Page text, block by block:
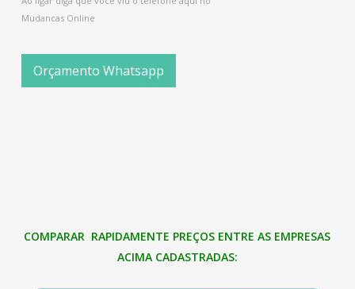
Mudancas Online
Orçamento Whatsapp
COMPARAR RAPIDAMENTE PREÇOS ENTRE AS EMPRESAS
ACIMA CADASTRADAS: